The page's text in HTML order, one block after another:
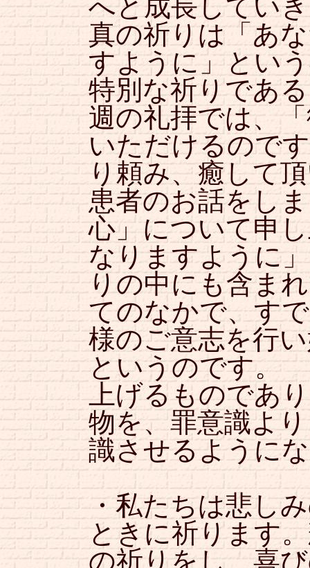
へと成長してい
真の祈りは「あ
すように」とい
特別な祈りであ
週の礼拝では、
いただけるので
り頼み、癒して
患者のお話をし
心」について申
なりますように
りの中にも含ま
てのなかで、す
様のご意志を行
というのです。
上げるものであ
物を、罪意識よ
識させるように
・私たちは悲し
ときに祈ります
の祈りをし、喜